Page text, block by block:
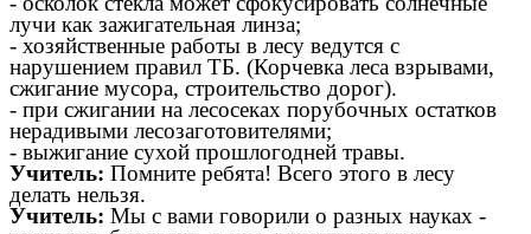
лучи как зажигательная линза;
- хозяйственные работы в лесу ведутся с
нарушением правил ТБ. (Корчевка леса взрывами,
сжигание мусора, строительство дорог).
- при сжигании на лесосеках порубочных остатков
нерадивыми лесозаготовителями;
- выжигание сухой прошлогодней травы.
Учитель: Помните ребята! Всего этого в лесу
делать нельзя.
Учитель: Мы с вами говорили о разных науках -